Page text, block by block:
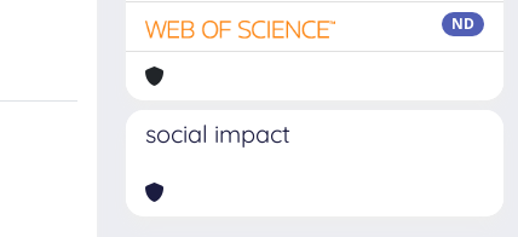
ND
social impact